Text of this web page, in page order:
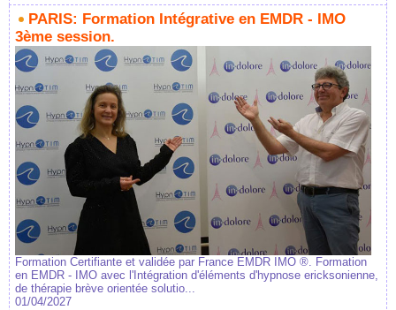
PARIS: Formation Intégrative en EMDR - IMO
3ème session.
Formation Certifiante et validée par France EMDR IMO ®. Formation
en EMDR - IMO avec l'Intégration d'éléments d'hypnose ericksonienne,
de thérapie brève orientée solutio...
01/04/2027